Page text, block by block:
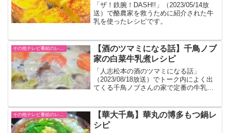
「ザ！鉄腕！DASH!!」（2023/05/14放
送）で酪農家を救うために紹介された牛
乳を使ったレシピです。
【酒のツマミになる話】千鳥ノブ
家の白菜牛乳煮レシピ
「人志松本の酒のツマミになる話」
（2023/08/18放送）でトーク内によく出
てくる千鳥ノブさんの家で定番の牛乳煮
【華大千鳥】華丸の博多もつ鍋レ
シピ